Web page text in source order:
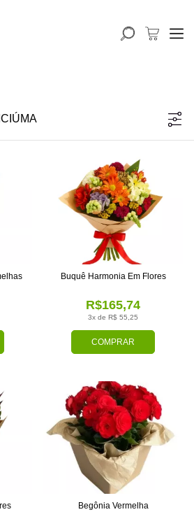
COMPRAR
3x de R$ 55,25
R$165,74
Buquê Harmonia Em Flores
Begônia Vermelha